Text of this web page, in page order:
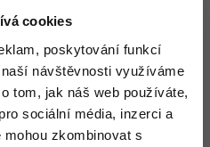
cookies
poskytování funkcí
návštěvnosti využíváme
tom, jak náš web používáte,
sociální média, inzerci a
zkombinovat s
ale tu brzy snad pořeším - při
ořezat od mezer, aby nedošlo k
a "pepa "(s mezerou).. jenže ta
víc tak ne a stejně se uživatel